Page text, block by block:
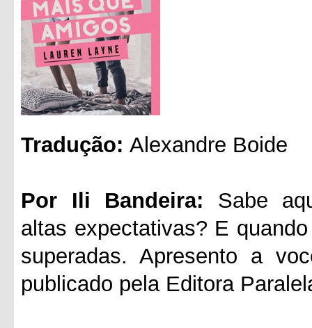
Tradução: Alexandre Boide
Por Ili Bandeira: Sabe
altas expectativas? E
superadas. Apresento a
publicado pela Editora